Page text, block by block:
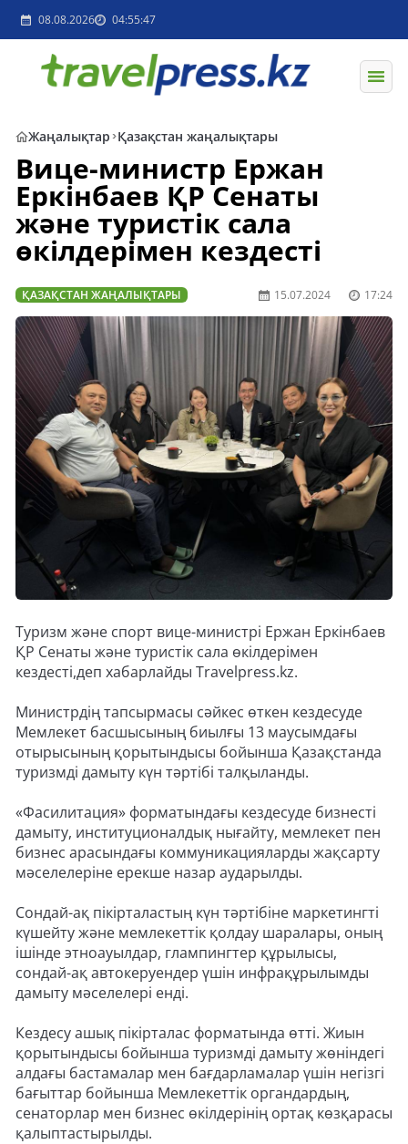
08.08.2026 04:55:47
Жаңалықтар Қазақстан жаңалықтары
Вице-министр Ержан
Еркінбаев ҚР Сенаты
және туристік сала
өкілдерімен кездесті
ҚАЗАҚСТАН ЖАҢАЛЫҚТАРЫ 15.07.2024 17:24
Туризм және спорт вице-министрі Ержан Еркінбаев
ҚР Сенаты және туристік сала өкілдерімен
кездесті,деп хабарлайды Travelpress.kz.
Министрдің тапсырмасы сәйкес өткен кездесуде
Мемлекет басшысының биылғы 13 маусымдағы
отырысының қорытындысы бойынша Қазақстанда
туризмді дамыту күн тәртібі талқыланды.
«Фасилитация» форматындағы кездесуде бизнесті
дамыту, институционалдық нығайту, мемлекет пен
бизнес арасындағы коммуникацияларды жақсарту
мәселелеріне ерекше назар аударылды.
Сондай-ақ пікірталастың күн тәртібіне маркетингті
күшейту және мемлекеттік қолдау шаралары, оның
ішінде этноауылдар, глампингтер құрылысы,
сондай-ақ автокеруендер үшін инфрақұрылымды
дамыту мәселелері енді.
Кездесу ашық пікірталас форматында өтті. Жиын
қорытындысы бойынша туризмді дамыту жөніндегі
алдағы бастамалар мен бағдарламалар үшін негізгі
бағыттар бойынша Мемлекеттік органдардың,
сенаторлар мен бизнес өкілдерінің ортақ көзқарасы
қалыптастырылды.